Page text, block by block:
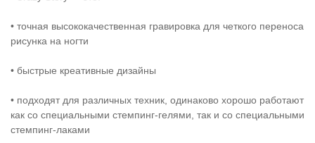
• точная высококачественная гравировка для четкого переноса
рисунка на ногти
• быстрые креативные дизайны
• подходят для различных техник, одинаково хорошо работают
как со специальными стемпинг-гелями, так и со специальными
стемпинг-лаками